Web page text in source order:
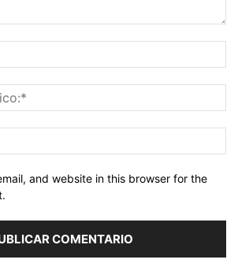
and website in this browser for the